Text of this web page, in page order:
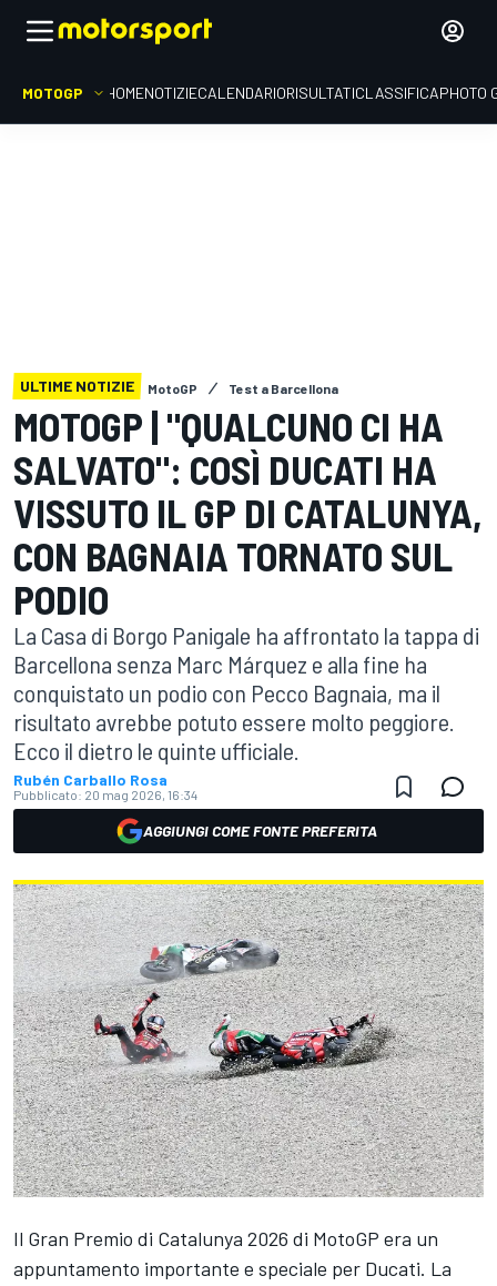
MOTOGP HOMENOTIZIECALENDARIORISULTATICLASSIFICAPHOTO
ULTIME NOTIZIE MotoGP Test a Barcellona
MOTOGP | "QUALCUNO CI HA
SALVATO": COSÌ DUCATI HA
VISSUTO IL GP DI CATALUNYA,
CON BAGNAIA TORNATO SUL
PODIO
La Casa di Borgo Panigale ha affrontato la tappa di
Barcellona senza Marc Márquez e alla fine ha
conquistato un podio con Pecco Bagnaia, ma il
risultato avrebbe potuto essere molto peggiore.
Ecco il dietro le quinte ufficiale.
Rubén Carballo Rosa
Pubblicato: 20 mag 2026, 16:34
AGGIUNGI COME FONTE PREFERITA
Il Gran Premio di Catalunya 2026 di MotoGP era un
appuntamento importante e speciale per Ducati. La